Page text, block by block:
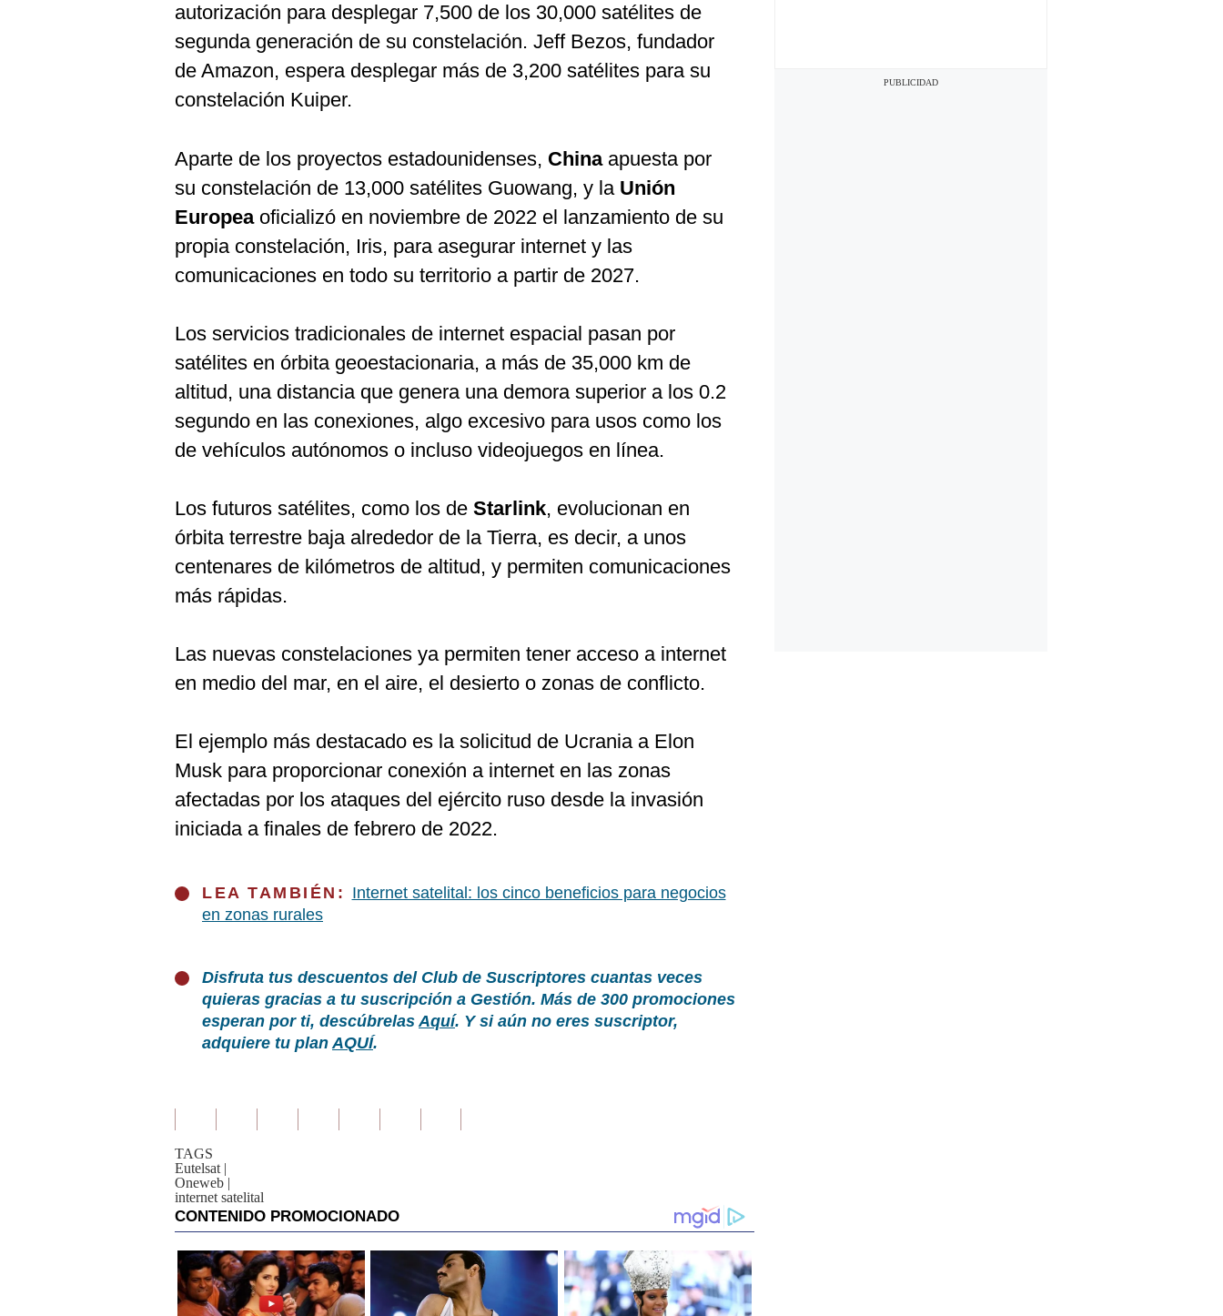
autorización para desplegar 7,500 de los 30,000 satélites de
segunda generación de su constelación. Jeff Bezos, fundador
de Amazon, espera desplegar más de 3,200 satélites para su
constelación Kuiper.
Aparte de los proyectos estadounidenses, China apuesta por
su constelación de 13,000 satélites Guowang, y la Unión
Europeaoficializó en noviembre de 2022 el lanzamiento de su
propia constelación, Iris, para asegurar internet y las
comunicaciones en todo su territorio a partir de 2027.
Los servicios tradicionales de internet espacial pasan por
satélites en órbita geoestacionaria, a más de 35,000 km de
altitud, una distancia que genera una demora superior a los 0.2
segundo en las conexiones, algo excesivo para usos como los
de vehículos autónomos o incluso videojuegos en línea.
Los futuros satélites, como los de Starlink, evolucionan en
órbita terrestre baja alrededor de la Tierra, es decir, a unos
centenares de kilómetros de altitud, y permiten comunicaciones
más rápidas.
Las nuevas constelaciones ya permiten tener acceso a internet
en medio del mar, en el aire, el desierto o zonas de conflicto.
El ejemplo más destacado es la solicitud de Ucrania a Elon
Musk para proporcionar conexión a internet en las zonas
afectadas por los ataques del ejército ruso desde la invasión
iniciada a finales de febrero de 2022.
LEA TAMBIÉN: Internet satelital: los cinco beneficios para negocios
en zonas rurales
Disfruta tus descuentos del Club de Suscriptores cuantas veces
quieras gracias a tu suscripción a Gestión. Más de 300 promociones
esperan por ti, descúbrelasAquí. Y si aún no eres suscriptor,
adquiere tu planAQUÍ.
TAGS
Eutelsat |
Oneweb |
internet satelital